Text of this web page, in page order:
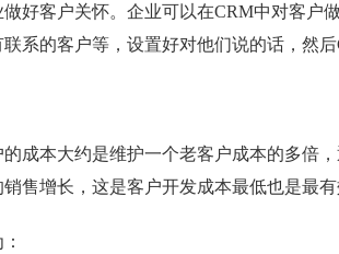
做好客户关怀。企业可以在CRM中对客户
联系的客户等，设置好对他们说的话，然
成本大约是维护一个老客户成本的多倍
售增长，这是客户开发成本最低也是最